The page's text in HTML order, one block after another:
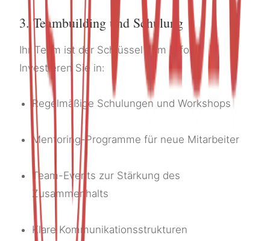
3. Teambuilding und Schulung
Ihr Team ist der Schlüssel zum Erfolg.
Investieren Sie in:
Regelmäßige Schulungen und Workshops
Mentoring-Programme für neue Mitarbeiter
Team-Events zur Stärkung des
Zusammenhalts
Klare Kommunikationsstrukturen